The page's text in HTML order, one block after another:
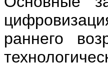
раннего